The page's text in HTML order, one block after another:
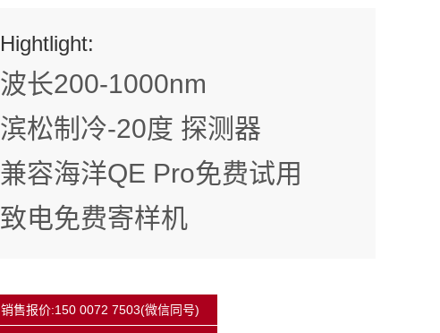
Hightlight:
波长200-1000nm
滨松制冷-20度 探测器
兼容海洋QE Pro免费试用
致电免费寄样机
销售报价:150 0072 7503(微信同号)